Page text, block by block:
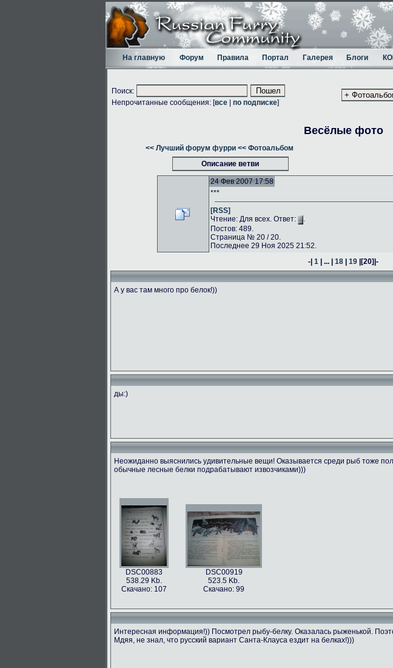
На главную Форум Правила Портал Галерея Блоги
Поиск:
Непрочитанные сообщения: [все по подписке]
Весёлые фото
<< Лучший форум фурри << Фотоальбом
Описание ветви
24 Фев 2007 17:58
***
[RSS]
Чтение: Для всех. Ответ:
.
Постов: 489.
Страница № 20 / 20.
Последнее 29 Ноя 2025 21:52.
-| 1 | ... | 18 | 19 |[20]|-
А у вас там много про белок!))
ды:)
Неожиданно выяснились удивительные вещи! Оказывается среди рыб тоже
обычные лесные белки подрабатывают извозчиками)))
DSC00883
538.29 Kb.
Скачано: 107
DSC00919
523.5 Kb.
Скачано: 99
Интересная информация!)) Посмотрел рыбу-белку. Оказалась рыженькой.
Мдяя, не знал, что русский вариант Санта-Клауса ездит на белках!)))